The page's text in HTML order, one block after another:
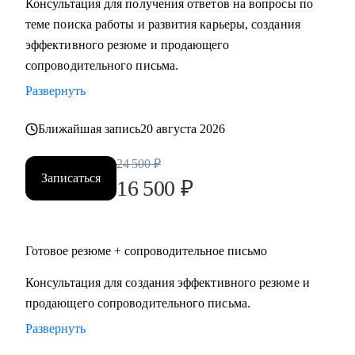
Кому могу помочь:
• карьерного консультирования
• продаж
• маркетинга
• аналитики
• финансов
• логистики
Я помогу вам, даже если вы:
• несколько лет не работали;
Консультация для получения ответов на вопросы по
теме поиска работы и развития карьеры, создания
эффективного резюме и продающего
сопроводительного письма.
Развернуть
Ближайшая запись20 августа 2026
Записаться
24 500 ₽
16 500 ₽
Готовое резюме + сопроводительное письмо
Консультация для создания эффективного резюме и
продающего сопроводительного письма.
Развернуть